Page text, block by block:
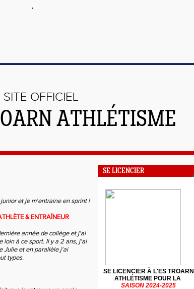
SITE OFFICIEL
ATHLÉTISME
et je m'entraine en sprint !
& ENTRAÎNEUR
année de collège et j'ai
loin à ce sport. Il y a 2 ans, j'ai
Julie et en parallèle j'ai
types.
SE LICENCIER
SE LICENCIER À L'ES TROARN
ATHLÉTISME POUR LA
SAISON 2024-2025